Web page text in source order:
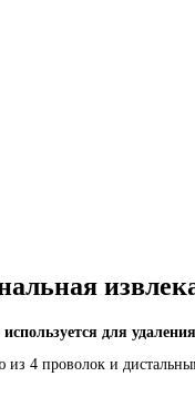
для
из 4 проволок и